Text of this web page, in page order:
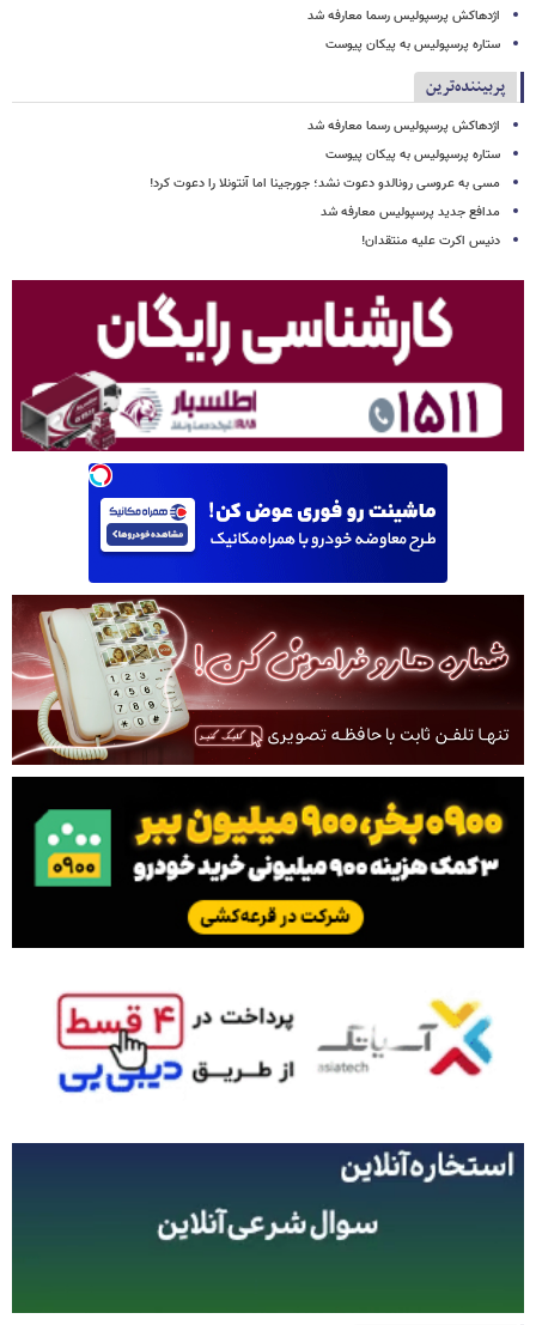
اژدهاکش پرسپولیس رسما معارفه شد
ستاره پرسپولیس به پیکان پیوست
پربیننده‌ترین
اژدهاکش پرسپولیس رسما معارفه شد
ستاره پرسپولیس به پیکان پیوست
مسی به عروسی رونالدو دعوت نشد؛ جورجینا اما آنتونلا را دعوت کرد!
مدافع جدید پرسپولیس معارفه شد
دنیس اکرت علیه منتقدان!